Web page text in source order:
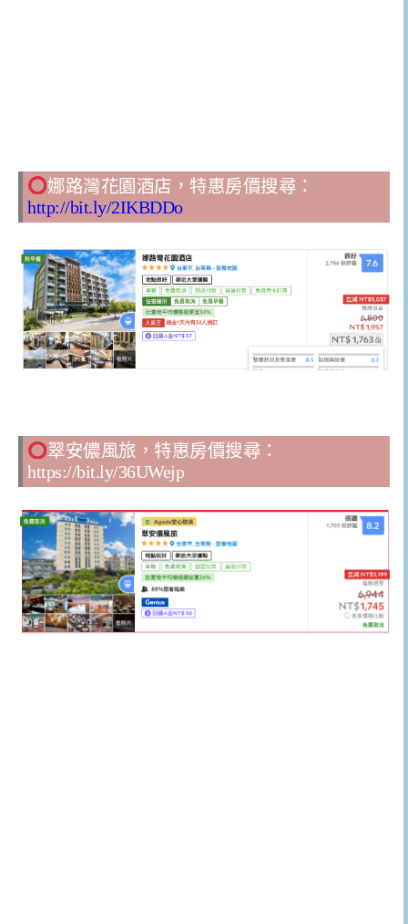
娜路灣花園酒店，特惠房價搜尋：
http://bit.ly/2IKBDDo
翠安儂風旅，特惠房價搜尋：
https://bit.ly/36UWejp